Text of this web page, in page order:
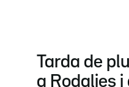
Tarda de
a Rodalies